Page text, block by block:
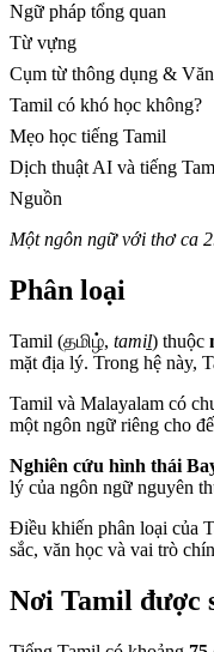
Ngữ pháp tổng quan
Từ vựng
Cụm từ thông dụng &
Tamil có khó học không?
Mẹo học tiếng Tamil
Dịch thuật AI và tiếng
Nguồn
Một ngôn ngữ với thơ ca
Phân loại
Tamil (தமிழ், tamiḻ) thuộc
mặt địa lý. Trong hệ này,
Tamil và Malayalam có
một ngôn ngữ riêng cho
Nghiên cứu hình thái
lý của ngôn ngữ nguyên
Điều khiến phân loại của
sắc, văn học và vai trò
Nơi Tamil được